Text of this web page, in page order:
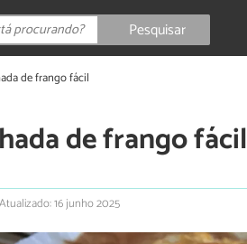
Pesquisar
de frango fácil
de frango fácil
Atualizado: 16 junho 2025